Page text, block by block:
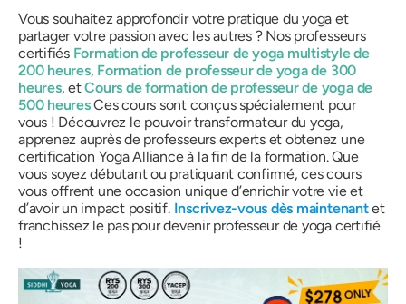
Vous souhaitez approfondir votre pratique du yoga et
partager votre passion avec les autres ? Nos professeurs
certifiés Formation de professeur de yoga multistyle de
200 heures, Formation de professeur de yoga de 300
heures, etCours de formation de professeur de yoga de
500 heuresCes cours sont conçus spécialement pour
vous ! Découvrez le pouvoir transformateur du yoga,
apprenez auprès de professeurs experts et obtenez une
certification Yoga Alliance à la fin de la formation. Que
vous soyez débutant ou pratiquant confirmé, ces cours
vous offrent une occasion unique d’enrichir votre vie et
d’avoir un impact positif. Inscrivez-vous dès maintenantet
franchissez le pas pour devenir professeur de yoga certifié
!